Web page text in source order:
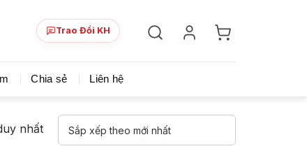
Chia sẻ khoá học giá rẻ cho những ai hạn hẹp
Trao Đổi KH
Chia sẻ Liên hệ
nhất